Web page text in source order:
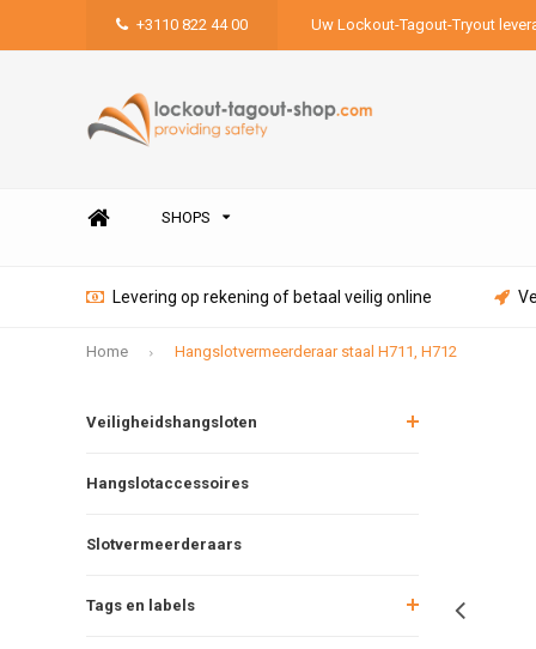
+3110 822 44 00 Uw Lockout-Tagout-Tryout
SHOPS
Levering op rekening of betaal veilig online
Home Hangslotvermeerderaar staal H711, H712
Veiligheidshangsloten
Hangslotaccessoires
Slotvermeerderaars
Tags en labels